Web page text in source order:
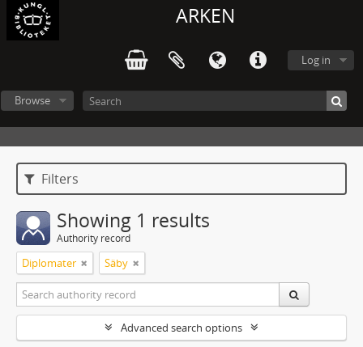
ARKEN
Log in
Browse
Filters
Showing 1 results
Authority record
Diplomater Säby
Advanced search options